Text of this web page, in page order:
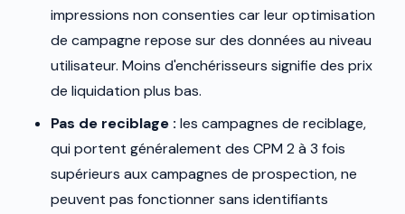
impressions non consenties car leur optimisation
de campagne repose sur des données au niveau
utilisateur. Moins d'enchérisseurs signifie des prix
de liquidation plus bas.
Pas de reciblage : les campagnes de reciblage,
qui portent généralement des CPM 2 à 3 fois
supérieurs aux campagnes de prospection, ne
peuvent pas fonctionner sans identifiants